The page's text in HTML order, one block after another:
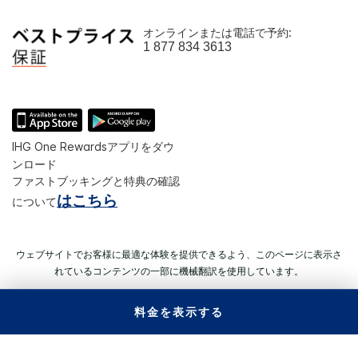
料金を表示する
オンラインまたは電話で予約:
1 877 834 3613
IHG One Rewardsアプリをダウ
ンロード
ファストブッキングと特典の確認
についてはこちら
ウェブサイトでお客様に最適な体験を提供できるよう、このページに表示さ
れているコンテンツの一部に機械翻訳を使用しています。